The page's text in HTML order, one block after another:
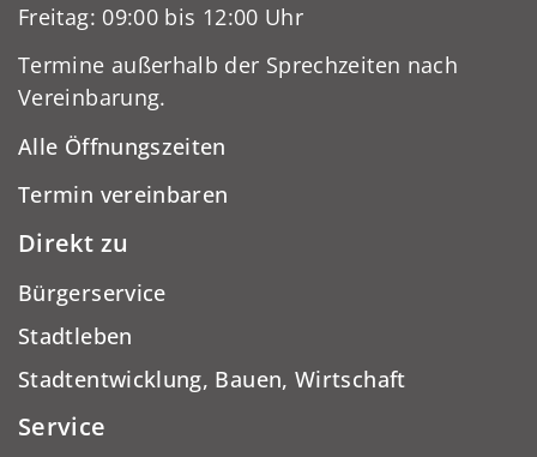
Freitag: 09:00 bis 12:00 Uhr
Termine außerhalb der Sprechzeiten nach
Vereinbarung.
Alle Öffnungszeiten
Termin vereinbaren
Direkt zu
Bürgerservice
Stadtleben
Stadtentwicklung, Bauen, Wirtschaft
Service